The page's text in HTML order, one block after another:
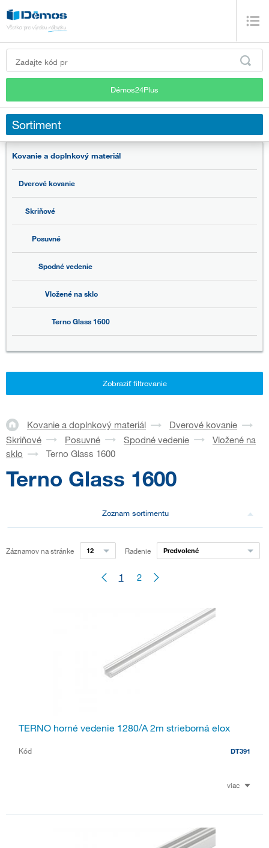
Démos24Plus
Sortiment
Kovanie a doplnkový materiál
Dverové kovanie
Skriňové
Posuvné
Spodné vedenie
Vložené na sklo
Terno Glass 1600
Zobraziť filtrovanie
Kovanie a doplnkový materiál
Dverové kovanie
Skriňové
Posuvné Spodné vedenie
Vložené na
sklo
Terno Glass 1600
Terno Glass 1600
Zoznam sortimentu
Záznamov na stránke 12 Radenie Predvolené
1 2
TERNO horné vedenie 1280/A 2m strieborná elox
Kód DT391
viac